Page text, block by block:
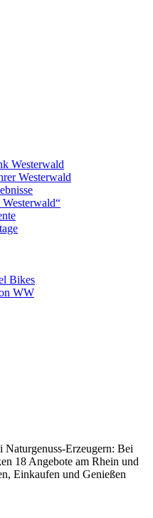
Westerwald
Westerwald
Bikes
WW
Erzeugern: Bei
18 Angebote am Rhein und
Einkaufen und Genießen